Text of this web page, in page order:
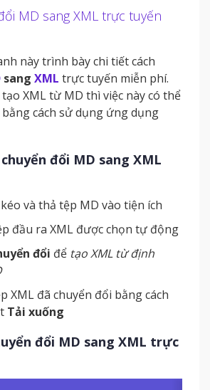
MD sang XML trực tuyến
này trình bày chi tiết cách
sang XML trực tuyến miễn phí.
XML từ MD thì việc này có thể
cách sử dụng ứng dụng
đổi MD sang XML
và thả tệp MD vào tiện ích
đầu ra XML được chọn tự động
đổi để tạo XML từ định
XML đã chuyển đổi bằng cách
Tải xuống
đổi MD sang XML trực